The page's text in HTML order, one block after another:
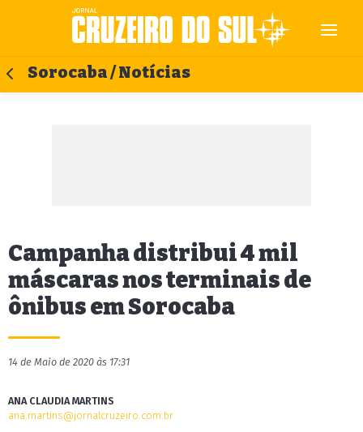
Sorocaba / Notícias
Campanha distribui 4 mil
máscaras nos terminais de
ônibus em Sorocaba
14 de Maio de 2020 às 17:31
ANA CLAUDIA MARTINS
ana.martins@jornalcruzeiro.com.br